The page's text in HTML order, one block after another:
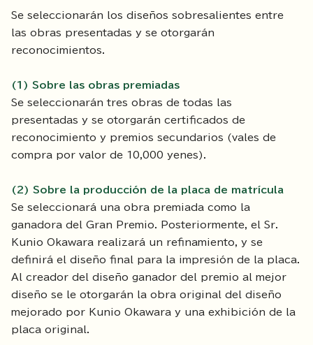
Se seleccionarán los diseños sobresalientes entre
las obras presentadas y se otorgarán
reconocimientos.
(1) Sobre las obras premiadas
Se seleccionarán tres obras de todas las
presentadas y se otorgarán certificados de
reconocimiento y premios secundarios (vales de
compra por valor de 10,000 yenes).
(2) Sobre la producción de la placa de matrícula
Se seleccionará una obra premiada como la
ganadora del Gran Premio. Posteriormente, el Sr.
Kunio Okawara realizará un refinamiento, y se
definirá el diseño final para la impresión de la placa.
Al creador del diseño ganador del premio al mejor
diseño se le otorgarán la obra original del diseño
mejorado por Kunio Okawara y una exhibición de la
placa original.